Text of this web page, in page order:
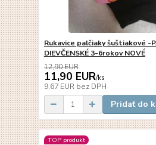
Rukavice palčiaky šuštiakové -
DIEVČENSKÉ 3-6rokov NOVÉ
12,90 EUR
11,90 EUR/ks
9,67 EUR bez DPH
Pridať do
TOP produkt